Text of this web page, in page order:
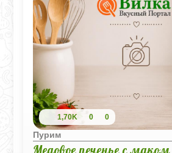
1,70K 0 0
Пурим
Медовое печенье с